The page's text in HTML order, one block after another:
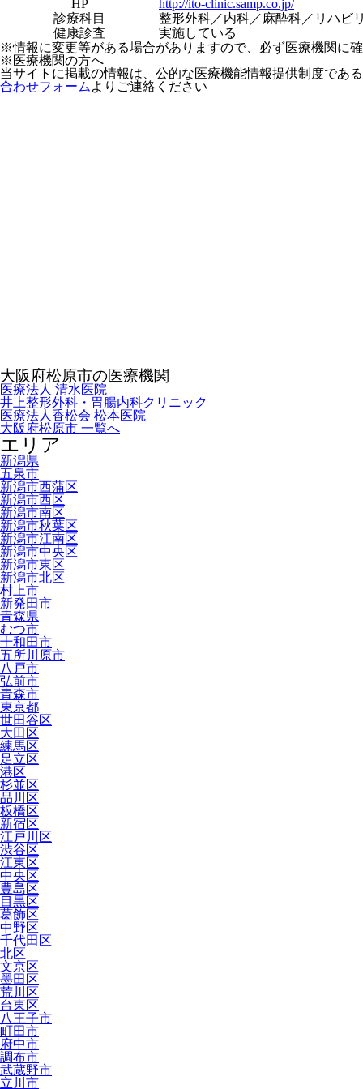
HP
http://ito-clinic.samp.co.jp/
診療科目
整形外科／内科／麻酔科／リハビ
健康診査
実施している
※情報に変更等がある場合がありますので、必ず医療機関に
※医療機関の方へ
当サイトに掲載の情報は、公的な医療機能情報提供制度であ
合わせフォーム よりご連絡ください
大阪府松原市の医療機関
医療法人 清水医院
井上整形外科・胃腸内科クリニック
医療法人香松会 松本医院
大阪府松原市 一覧へ
エリア
新潟県
五泉市
新潟市西蒲区
新潟市西区
新潟市南区
新潟市秋葉区
新潟市江南区
新潟市中央区
新潟市東区
新潟市北区
村上市
新発田市
青森県
むつ市
十和田市
五所川原市
八戸市
弘前市
青森市
東京都
世田谷区
大田区
練馬区
足立区
港区
杉並区
品川区
板橋区
新宿区
江戸川区
渋谷区
江東区
中央区
豊島区
目黒区
葛飾区
中野区
千代田区
北区
文京区
墨田区
荒川区
台東区
八王子市
町田市
府中市
調布市
武蔵野市
立川市